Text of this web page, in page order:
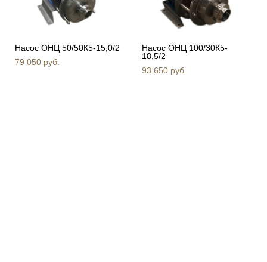
Насос ОНЦ 50/50К5-15,0/2
79 050 pуб.
Насос ОНЦ 100/30К5-
18,5/2
93 650 pуб.